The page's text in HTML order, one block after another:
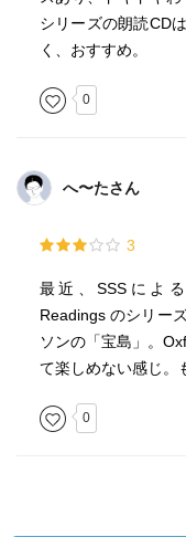
シリーズの朗読CD
く、おすすめ。
0
へ〜たさん
3
最近、SSSによ
Readings のシリー
ソンの「宝島」。
て楽しめない感じ。
0